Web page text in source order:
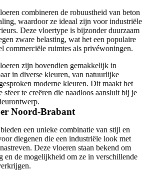
combineren de robuustheid van beton
waardoor ze ideaal zijn voor industriële
Deze vloertype is bijzonder duurzaam
zware belasting, wat het een populaire
commerciële ruimtes als privéwoningen.
zijn bovendien gemakkelijk in
in diverse kleuren, van natuurlijke
moderne kleuren. Dit maakt het
te creëren die naadloos aansluit bij je
Noord-Brabant
een unieke combinatie van stijl en
diegenen die een industriële look met
Deze vloeren staan bekend om
en de mogelijkheid om ze in verschillende